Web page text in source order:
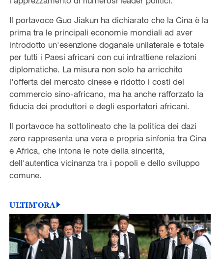
Il portavoce Guo Jiakun ha dichiarato che la Cina è la
prima tra le principali economie mondiali ad aver
introdotto un'esenzione doganale unilaterale e totale
per tutti i Paesi africani con cui intrattiene relazioni
diplomatiche. La misura non solo ha arricchito
l'offerta del mercato cinese e ridotto i costi del
commercio sino-africano, ma ha anche rafforzato la
fiducia dei produttori e degli esportatori africani.
Il portavoce ha sottolineato che la politica dei dazi
zero rappresenta una vera e propria sinfonia tra Cina
e Africa, che intona le note della sincerità,
dell'autentica vicinanza tra i popoli e dello sviluppo
comune.
ULTIM'ORA